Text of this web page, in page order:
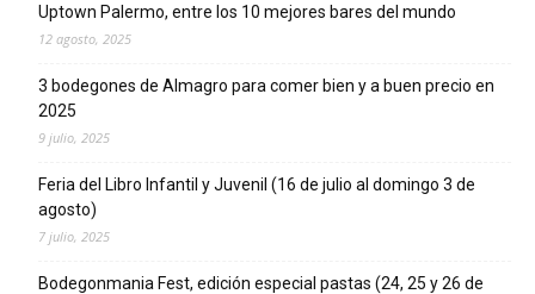
Uptown Palermo, entre los 10 mejores bares del mundo
12 agosto, 2025
3 bodegones de Almagro para comer bien y a buen precio en
2025
9 julio, 2025
Feria del Libro Infantil y Juvenil (16 de julio al domingo 3 de
agosto)
7 julio, 2025
Bodegonmania Fest, edición especial pastas (24, 25 y 26 de